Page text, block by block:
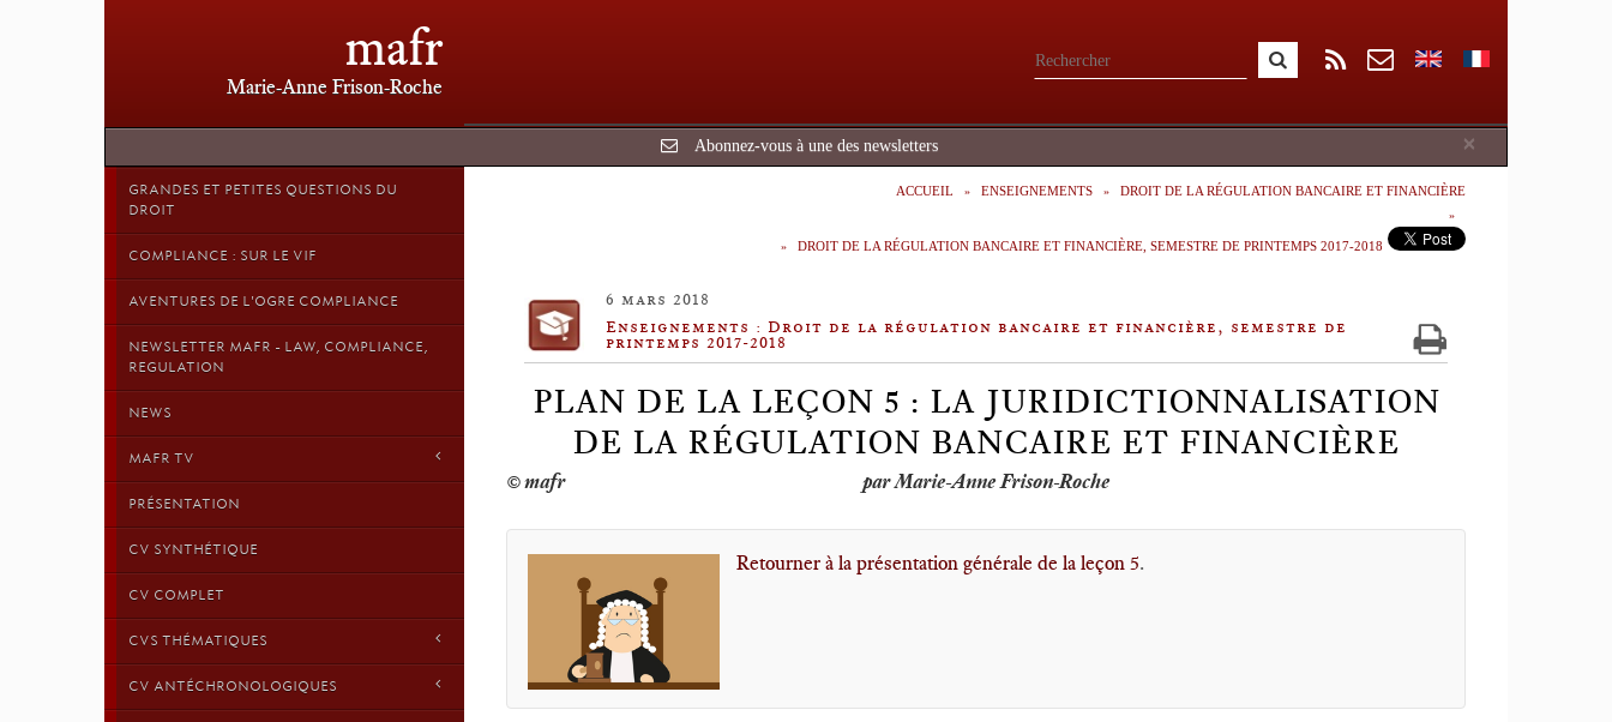
mafr
Marie-Anne Frison-Roche
×
Abonnez-vous à une des newsletters
GRANDES ET PETITES QUESTIONS DU
DROIT
COMPLIANCE : SUR LE VIF
AVENTURES DE L'OGRE COMPLIANCE
NEWSLETTER MAFR - LAW, COMPLIANCE,
REGULATION
NEWS
MAFR TV
PRÉSENTATION
CV SYNTHÉTIQUE
CV COMPLET
CVS THÉMATIQUES
CV ANTÉCHRONOLOGIQUES
ACCUEIL ENSEIGNEMENTS DROIT DE LA RÉGULATION BANCAIRE ET FINANCIÈRE
DROIT DE LA RÉGULATION BANCAIRE ET FINANCIÈRE, SEMESTRE DE PRINTEMPS 2017-2018
6 mars 2018
Enseignements : Droit de la régulation bancaire et financière, semestre de
printemps 2017-2018
PLAN DE LA LEÇON 5 : LA JURIDICTIONNALISATION
DE LA RÉGULATION BANCAIRE ET FINANCIÈRE
par Marie-Anne Frison-Roche
Retourner à la présentation générale de la leçon 5.